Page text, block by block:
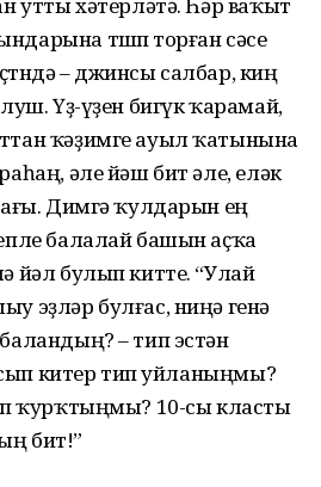
төшөп торған сәсе
– джинсы салбар, киң
Үҙ-үҙен бигүк ҡарамай,
ҡәҙимге ауыл ҡатынына
әле йәш бит әле, еләк
Димгә ҡулдарын ең
балалай башын аҫҡа
йәл булып китте. “Улай
эҙләр булғас, ниңә генә
– тип эстән
китер тип уйланыңмы?
ҡурҡтыңмы? 10-сы класты
бит!”